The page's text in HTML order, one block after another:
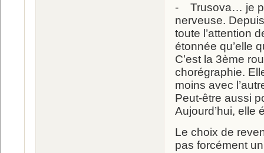
- Trusova… je
nerveuse.
toute l’attention
étonnée qu’elle
C’est la 3ème
chorégraphie.
moins avec
Peut-être aussi
Aujourd’hui, elle
Le choix de
pas forcément